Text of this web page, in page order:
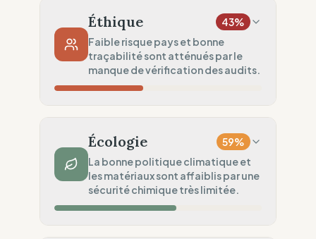
Éthique 43%
Faible risque pays et bonne
traçabilité sont atténués par le
manque de vérification des audits.
Droits non garantis (Asie)
Traçabilité 75%
Surveillance régionale standard
Audits Sociaux
Écologie 59%
La bonne politique climatique et
les matériaux sont affaiblis par une
sécurité chimique très limitée.